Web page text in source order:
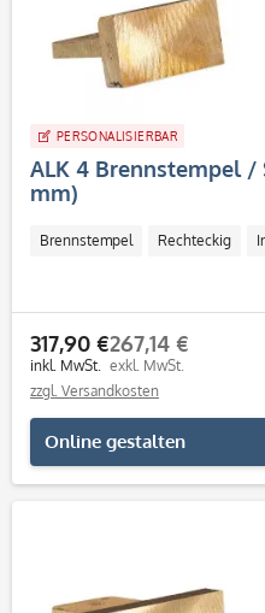
PERSONALISIERBAR
ALK 4 Brennstempel
mm)
Brennstempel Rechteckig
317,90 €
inkl. MwSt.
267,14 €
exkl. MwSt.
zzgl. Versandkosten
Online gestalten